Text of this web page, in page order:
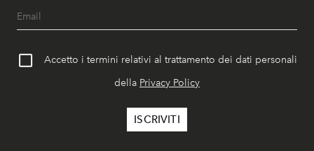
Accetto i termini relativi al trattamento dei dati personali
della Privacy Policy